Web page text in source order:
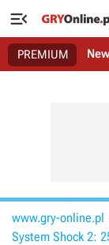

PREMIUM
www.gry-online.pl
System Shock 2: